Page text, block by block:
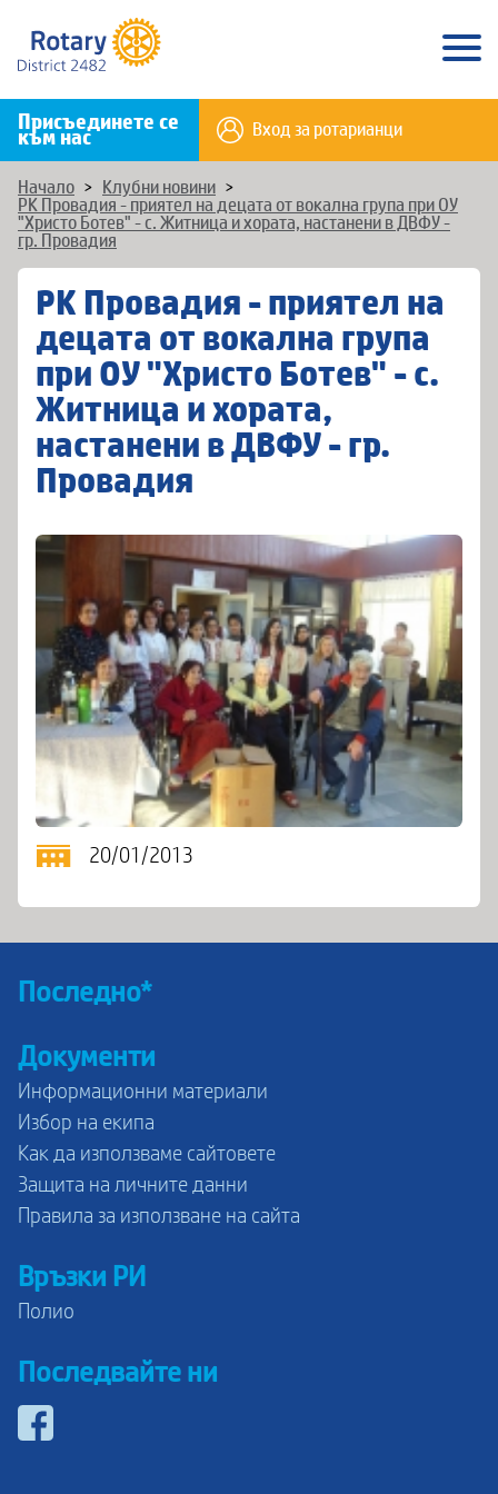
Присъединете се
към нас Вход за ротарианци
Начало > Клубни новини >
РК Провадия - приятел на децата от вокална група при ОУ
"Христо Ботев" - с. Житница и хората, настанени в ДВФУ -
гр. Провадия
РК Провадия - приятел на
децата от вокална група
при ОУ "Христо Ботев" - с.
Житница и хората,
настанени в ДВФУ - гр.
Провадия
20/01/2013
Последно*
Документи
Информационни материали
Избор на екипа
Как да използваме сайтовете
Защита на личните данни
Правила за използване на сайта
Връзки РИ
Полио
Последвайте ни